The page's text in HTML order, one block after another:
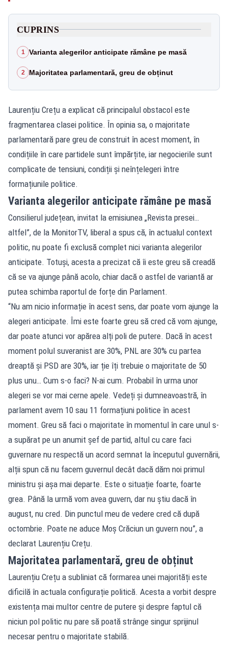
CUPRINS
1 Varianta alegerilor anticipate rămâne pe masă
2 Majoritatea parlamentară, greu de obținut
Laurențiu Crețu a explicat că principalul obstacol este
fragmentarea clasei politice. În opinia sa, o majoritate
parlamentară pare greu de construit în acest moment, în
condițiile în care partidele sunt împărțite, iar negocierile sunt
complicate de tensiuni, condiții și neînțelegeri între
formațiunile politice.
Varianta alegerilor anticipate rămâne pe masă
Consilierul județean, invitat la emisiunea „Revista presei…
altfel”, de la MonitorTV, liberal a spus că, în actualul context
politic, nu poate fi exclusă complet nici varianta alegerilor
anticipate. Totuși, acesta a precizat că îi este greu să creadă
că se va ajunge până acolo, chiar dacă o astfel de variantă ar
putea schimba raportul de forțe din Parlament.
“Nu am nicio informație în acest sens, dar poate vom ajunge la
alegeri anticipate. Îmi este foarte greu să cred că vom ajunge,
dar poate atunci vor apărea alți poli de putere. Dacă în acest
moment polul suveranist are 30%, PNL are 30% cu partea
dreaptă și PSD are 30%, iar ție îți trebuie o majoritate de 50
plus unu… Cum s-o faci? N-ai cum. Probabil în urma unor
alegeri se vor mai cerne apele. Vedeți și dumneavoastră, în
parlament avem 10 sau 11 formațiuni politice în acest
moment. Greu să faci o majoritate în momentul în care unul s-
a supărat pe un anumit șef de partid, altul cu care faci
guvernare nu respectă un acord semnat la începutul guvernării,
alții spun că nu facem guvernul decât dacă dăm noi primul
ministru și așa mai departe. Este o situație foarte, foarte
grea. Până la urmă vom avea guvern, dar nu știu dacă în
august, nu cred. Din punctul meu de vedere cred că după
octombrie. Poate ne aduce Moș Crăciun un guvern nou”, a
declarat Laurențiu Crețu.
Majoritatea parlamentară, greu de obținut
Laurențiu Crețu a subliniat că formarea unei majorități este
dificilă în actuala configurație politică. Acesta a vorbit despre
existența mai multor centre de putere și despre faptul că
niciun pol politic nu pare să poată strânge singur sprijinul
necesar pentru o majoritate stabilă.